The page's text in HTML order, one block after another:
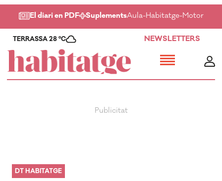
El diari en PDF SuplementsAula-Habitatge-Motor-
TERRASSA 28 ºC NEWSLETTERS
DT HABITATGE